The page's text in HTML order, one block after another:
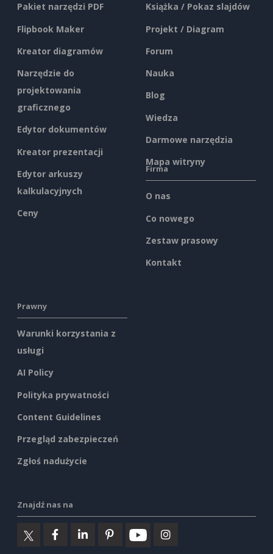
Pakiet narzędzi PDF
Flipbook Maker
Kreator diagramów
Narzędzie do
projektowania
graficznego
Edytor dokumentów
Kreator prezentacji
Edytor arkuszy
kalkulacyjnych
Ceny
Książka / Pokaz slajdów
Projekt / Diagram
Forum
Nauka
Blog
Wiedza
Darmowe narzędzia
Mapa witryny
Firma
O nas
Co nowego
Zestaw prasowy
Kontakt
Prawny
Warunki korzystania z
usługi
AI Policy
Polityka prywatności
Content Guidelines
Przegląd zabezpieczeń
Zgłoś nadużycie
Znajdź nas na